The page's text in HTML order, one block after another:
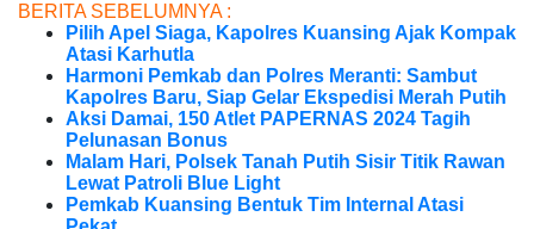
BERITA SEBELUMNYA :
Pilih Apel Siaga, Kapolres Kuansing Ajak Kompak
Atasi Karhutla
Harmoni Pemkab dan Polres Meranti: Sambut
Kapolres Baru, Siap Gelar Ekspedisi Merah Putih
Aksi Damai, 150 Atlet PAPERNAS 2024 Tagih
Pelunasan Bonus
Malam Hari, Polsek Tanah Putih Sisir Titik Rawan
Lewat Patroli Blue Light
Pemkab Kuansing Bentuk Tim Internal Atasi